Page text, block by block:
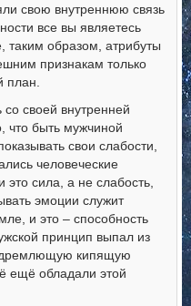
свою внутреннюю связь
все вы являетесь
таким образом, атрибуты
признакам только
план.
своей внутренней
что быть мужчиной
свои слабости,
человеческие
это сила, а не слабость,
эмоции служит
и это – способность
принцип выпал из
дремлющую кипящую
ещё обладали этой